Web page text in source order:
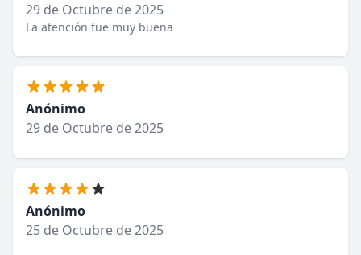
29 de Octubre de 2025
La atención fue muy buena
Anónimo
29 de Octubre de 2025
Anónimo
25 de Octubre de 2025